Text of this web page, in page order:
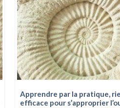
Apprendre par la pratique,
efficace pour s’approprier